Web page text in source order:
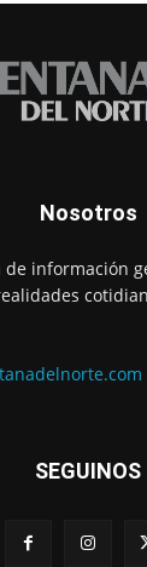
Nosotros
de información
SEGUINOS